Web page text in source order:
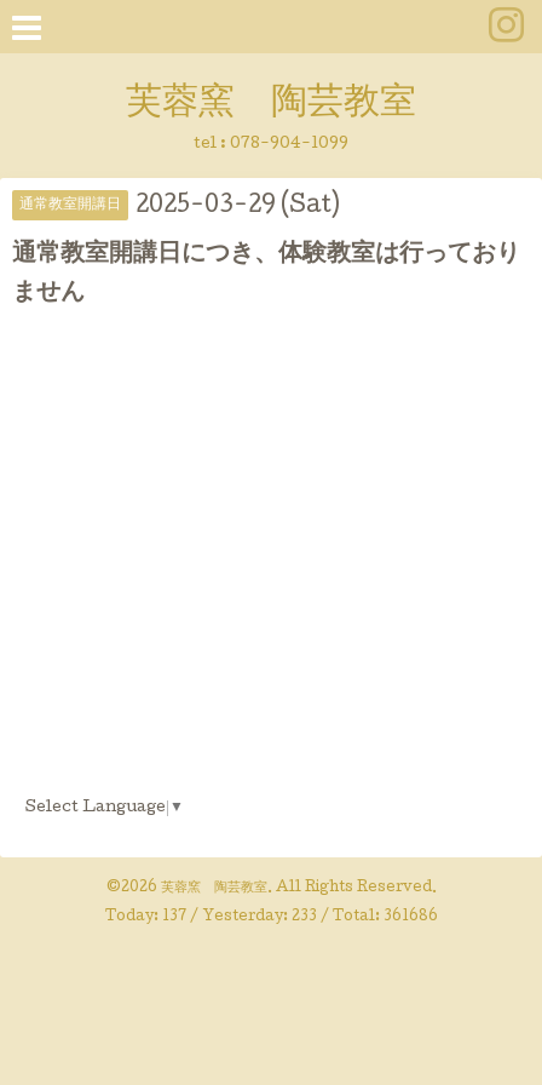
芙蓉窯 陶芸教室
tel : 078-904-1099
通常教室開講日 2025-03-29 (Sat)
通常教室開講日につき、体験教室は行っており
ません
Select Language ▼
©2026 芙蓉窯 陶芸教室. All Rights Reserved.
Today: 137 / Yesterday: 233 / Total: 361686